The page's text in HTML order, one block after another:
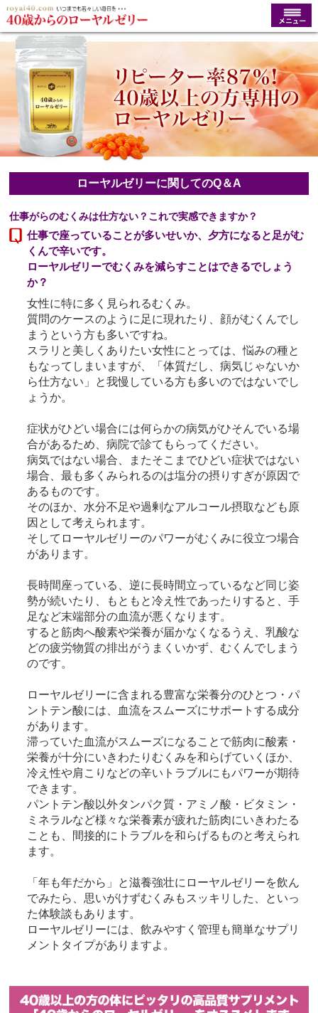
ローヤルゼリーに関してのQ＆A
仕事がらのむくみは仕方ない？これで実感できますか？
仕事で座っていることが多いせいか、夕方になると足がむ
くんで辛いです。
ローヤルゼリーでむくみを減らすことはできるでしょう
か？
女性に特に多く見られるむくみ。
質問のケースのように足に現れたり、顔がむくんでし
まうという方も多いですね。
スラリと美しくありたい女性にとっては、悩みの種と
もなってしまいますが、「体質だし、病気じゃないか
ら仕方ない」と我慢している方も多いのではないでし
ょうか。
症状がひどい場合には何らかの病気がひそんでいる場
合があるため、病院で診てもらってください。
病気ではない場合、またそこまでひどい症状ではない
場合、最も多くみられるのは塩分の摂りすぎが原因で
あるものです。
そのほか、水分不足や過剰なアルコール摂取なども原
因として考えられます。
そしてローヤルゼリーのパワーがむくみに役立つ場合
があります。
長時間座っている、逆に長時間立っているなど同じ姿
勢が続いたり、もともと冷え性であったりすると、手
足など末端部分の血流が悪くなります。
すると筋肉へ酸素や栄養が届かなくなるうえ、乳酸な
どの疲労物質の排出がうまくいかず、むくんでしまう
のです。
ローヤルゼリーに含まれる豊富な栄養分のひとつ・パ
ントテン酸には、血流をスムーズにサポートする成分
があります。
滞っていた血流がスムーズになることで筋肉に酸素・
栄養が十分にいきわたりむくみを和らげていくほか、
冷え性や肩こりなどの辛いトラブルにもパワーが期待
できます。
パントテン酸以外タンパク質・アミノ酸・ビタミン・
ミネラルなど様々な栄養素が疲れた筋肉にいきわたる
ことも、間接的にトラブルを和らげるものと考えられ
ます。
「年も年だから」と滋養強壮にローヤルゼリーを飲ん
でみたら、思いがけずむくみもスッキリした、といっ
た体験談もあります。
ローヤルゼリーには、飲みやすく管理も簡単なサプリ
メントタイプがありますよ。